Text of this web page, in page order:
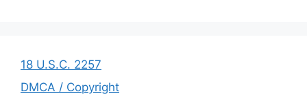
18 U.S.C. 2257
DMCA / Copyright